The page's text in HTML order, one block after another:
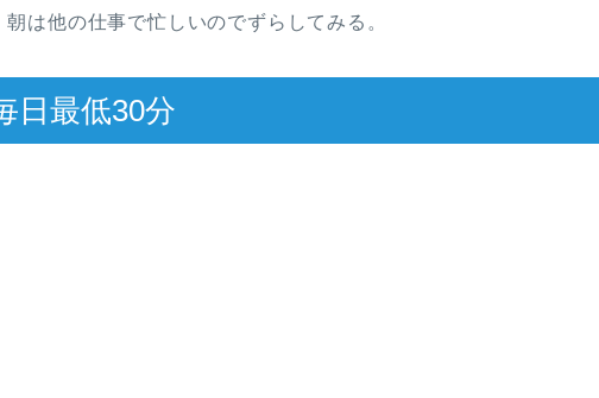
は他の仕事で忙しいのでずらしてみる。
日最低30分